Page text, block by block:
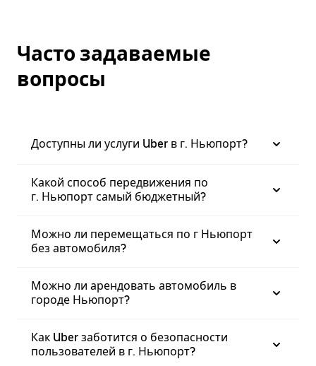
Часто задаваемые
вопросы
Доступны ли услуги Uber в г. Ньюпорт?
Какой способ передвижения по
г. Ньюпорт самый бюджетный?
Можно ли перемещаться по г Ньюпорт
без автомобиля?
Можно ли арендовать автомобиль в
городе Ньюпорт?
Как Uber заботится о безопасности
пользователей в г. Ньюпорт?